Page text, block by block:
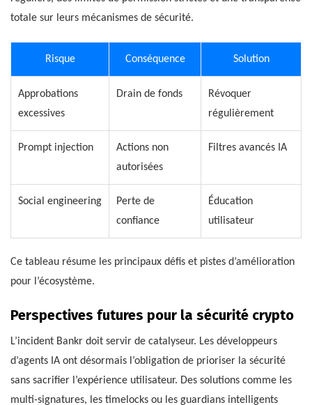
totale sur leurs mécanismes de sécurité.
Risque Conséquence Solution
Approbations
excessives
Drain de fonds
Révoquer
régulièrement
Prompt injection
Actions non
autorisées
Filtres avancés IA
Social engineering
Perte de
confiance
Éducation
utilisateur
Ce tableau résume les principaux défis et pistes d’amélioration
pour l’écosystème.
Perspectives futures pour la sécurité crypto
L’incident Bankr doit servir de catalyseur. Les développeurs
d’agents IA ont désormais l’obligation de prioriser la sécurité
sans sacrifier l’expérience utilisateur. Des solutions comme les
multi-signatures, les timelocks ou les guardians intelligents